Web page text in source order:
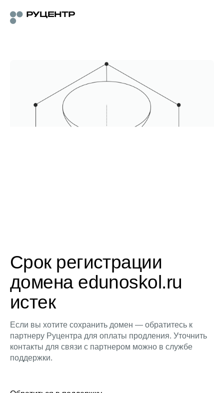
Срок регистрации
домена edunoskol.ru
истек
Если вы хотите сохранить домен — обратитесь к
партнеру Руцентра для оплаты продления. Уточнить
контакты для связи с партнером можно в службе
поддержки.